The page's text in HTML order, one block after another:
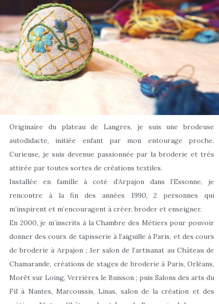
Originaire du plateau de Langres, je suis une brodeuse
autodidacte, initiée enfant par mon entourage proche.
Curieuse, je suis devenue passionnée par la broderie et très
attirée par toutes sortes de créations textiles.
Installée en famille à coté d’Arpajon dans l’Essonne, je
rencontre à la fin des années 1990, 2 personnes qui
m’inspirent et m’encouragent à créer, broder et enseigner.
En 2000, je m’inscrits à la Chambre des Métiers pour pouvoir
donner des cours de tapisserie à l’aiguille à Paris, et des cours
de broderie à Arpajon ; 1er salon de l’artisanat au Château de
Chamarande, créations de stages de broderie à Paris, Orléans,
Morêt sur Loing, Verrières le Buisson ; puis Salons des arts du
Fil à Nantes, Marcoussis, Linas, salon de la création et des